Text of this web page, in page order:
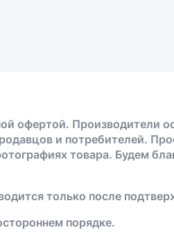
офертой. Производители
и потребителей.
товара. Будем
только после
порядке.